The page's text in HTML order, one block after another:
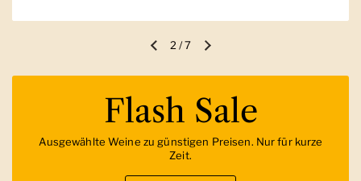
Vorherige FolieNächste Folie
2 /7
Flash Sale
Ausgewählte Weine zu günstigen Preisen. Nur für kurze
Zeit.